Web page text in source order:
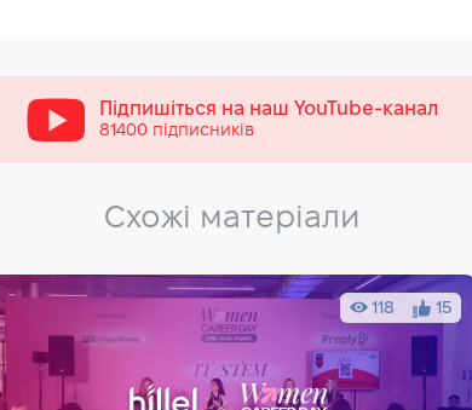
Підпишіться на наш YouTube-канал
81400 підписників
Схожі матеріали
118 15